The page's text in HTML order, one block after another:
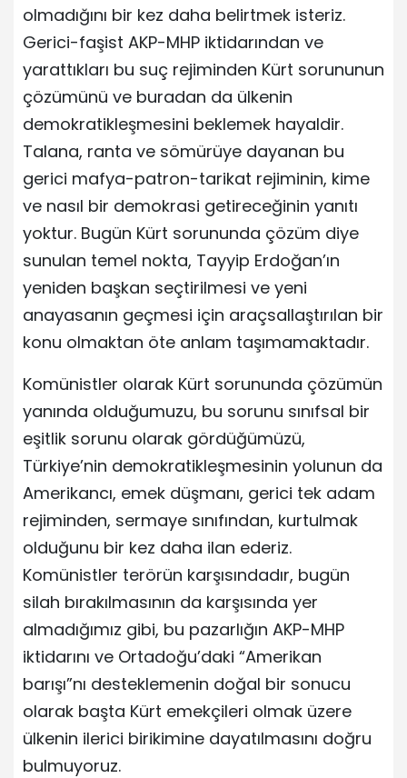
olmadığını bir kez daha belirtmek isteriz.
Gerici-faşist AKP-MHP iktidarından ve
yarattıkları bu suç rejiminden Kürt sorununun
çözümünü ve buradan da ülkenin
demokratikleşmesini beklemek hayaldir.
Talana, ranta ve sömürüye dayanan bu
gerici mafya-patron-tarikat rejiminin, kime
ve nasıl bir demokrasi getireceğinin yanıtı
yoktur. Bugün Kürt sorununda çözüm diye
sunulan temel nokta, Tayyip Erdoğan’ın
yeniden başkan seçtirilmesi ve yeni
anayasanın geçmesi için araçsallaştırılan bir
konu olmaktan öte anlam taşımamaktadır.
Komünistler olarak Kürt sorununda çözümün
yanında olduğumuzu, bu sorunu sınıfsal bir
eşitlik sorunu olarak gördüğümüzü,
Türkiye’nin demokratikleşmesinin yolunun da
Amerikancı, emek düşmanı, gerici tek adam
rejiminden, sermaye sınıfından, kurtulmak
olduğunu bir kez daha ilan ederiz.
Komünistler terörün karşısındadır, bugün
silah bırakılmasının da karşısında yer
almadığımız gibi, bu pazarlığın AKP-MHP
iktidarını ve Ortadoğu’daki “Amerikan
barışı”nı desteklemenin doğal bir sonucu
olarak başta Kürt emekçileri olmak üzere
ülkenin ilerici birikimine dayatılmasını doğru
bulmuyoruz.